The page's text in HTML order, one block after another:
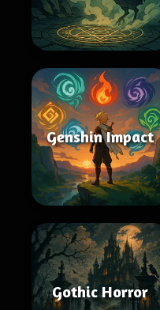
Genshin Impact
Gothic Horror